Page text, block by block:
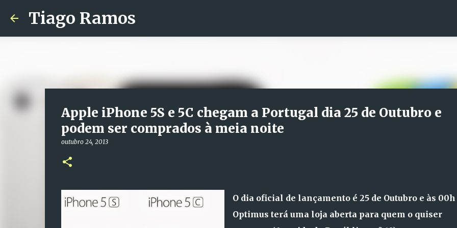
Tiago Ramos
Apple iPhone 5S e 5C chegam a Portugal dia 25 de Outubro e
podem ser comprados à meia noite
outubro 24, 2013
O dia oficial de lançamento é 25 de Outubro e às 00h
Optimus terá uma loja aberta para quem o quiser